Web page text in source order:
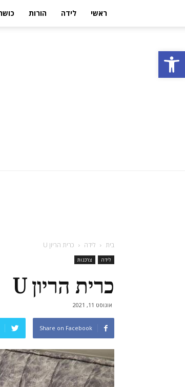
פתח סרגל נגישות
ראשי לידה הורות
בית לידה כרית הריון U
לידה צרכנות
כרית הריון U
אוגוסט 11, 2021
Share on Facebook